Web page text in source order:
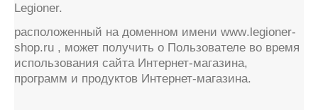
Legioner.
расположенный на доменном имени www.legioner-
shop.ru , может получить о Пользователе во время
использования сайта Интернет-магазина,
программ и продуктов Интернет-магазина.